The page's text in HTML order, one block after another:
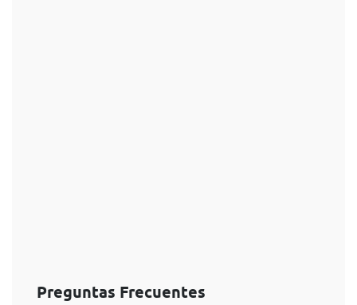
Preguntas Frecuentes